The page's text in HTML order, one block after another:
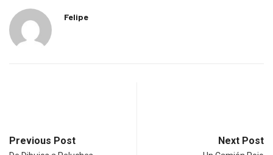
Felipe
Previous Post Next Post